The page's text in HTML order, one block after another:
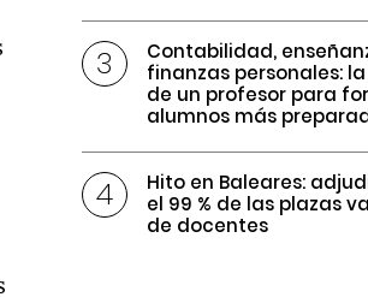
Contabilidad,
finanzas personales:
de un profesor para
alumnos más
Hito en Baleares:
el 99 % de las plazas
de docentes